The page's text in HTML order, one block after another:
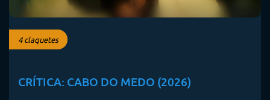
4 claquetes
CRÍTICA: CABO DO MEDO (2026)